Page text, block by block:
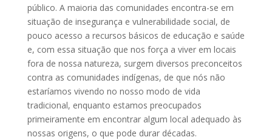
público. A maioria das comunidades encontra-se em
situação de insegurança e vulnerabilidade social, de
pouco acesso a recursos básicos de educação e saúde
e, com essa situação que nos força a viver em locais
fora de nossa natureza, surgem diversos preconceitos
contra as comunidades indígenas, de que nós não
estaríamos vivendo no nosso modo de vida
tradicional, enquanto estamos preocupados
primeiramente em encontrar algum local adequado às
nossas origens, o que pode durar décadas.